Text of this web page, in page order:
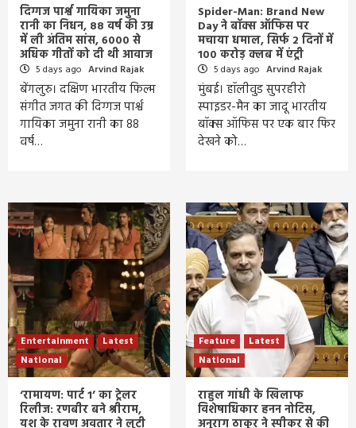
दिग्गज पार्श्व गायिका जमुना
रानी का निधन, 88 वर्ष की उम्र
में ली अंतिम सांस, 6000 से
अधिक गीतों को दी थी आवाज
5 days ago Arvind Rajak
बेंगलुरु। दक्षिण भारतीय फिल्म
संगीत जगत की दिग्गज पार्श्व
गायिका जमुना रानी का 88
वर्ष…
Spider-Man: Brand New
Day ने बॉक्स ऑफिस पर
मचाया धमाल, सिर्फ 2 दिनों में
100 करोड़ क्लब में एंट्री
5 days ago Arvind Rajak
मुंबई। हॉलीवुड सुपरहीरो
स्पाइडर-मैन का जादू भारतीय
बॉक्स ऑफिस पर एक बार फिर
देखने को…
Entertainment
Latest
National
‘रामायण: पार्ट 1’ का ट्रेलर
रिलीज: रणबीर बने श्रीराम,
Feature
Latest
National
राहुल गांधी के खिलाफ
विशेषाधिकार हनन नोटिस,